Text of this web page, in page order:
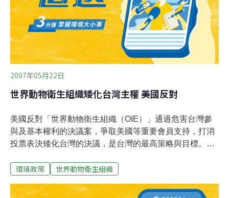
牛症風險的因素」。
2007年05月22日
世界動物衛生組織矮化台灣主權 美國反對
美國反對「世界動物衛生組織（OIE）」通過危害台灣參
與及基本權利的決議案，爭取美國等重要會員支持，打消
投票表決矮化台灣的決議，是台灣的最高策略與目標。
決議草案，並送交「國際委員會」，定25日由168個會員
戰。這項決議呼籲台灣在所有OIE活動、刊物及網站中，
環境政策 世界動物衛生組織